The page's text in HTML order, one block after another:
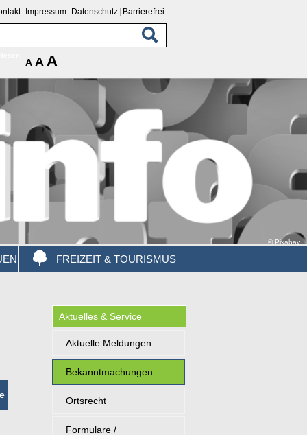
Impressum Datenschutz Barrierefrei
A A A
© Pixabay
FREIZEIT & TOURISMUS
Aktuelles & Service
Aktuelle Meldungen
Bekanntmachungen
Ortsrecht
Formulare /